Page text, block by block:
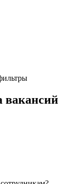
вакансий